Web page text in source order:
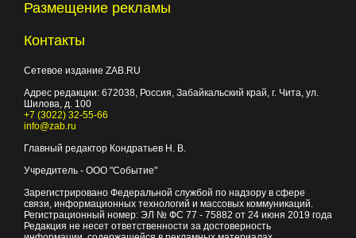
Размещение рекламы
Контакты
Сетевое издание ZAB.RU
Адрес редакции: 672038 , Россия, Забайкальский край, г. Чита ул.
Шилова, д. 100
+7 (3022) 32-55-66
info@zab.ru
Главный редактор Кондратьев Н. В.
Учредитель - ООО "Событие"
Зарегистрировано Федеральной службой по надзору в сфере
связи, информационных технологий и массовых коммуникаций.
Регистрационный номер: ЭЛ № ФС 77 - 75882 от 24 июня 2019 года
Редакция не несет ответственности за достоверность